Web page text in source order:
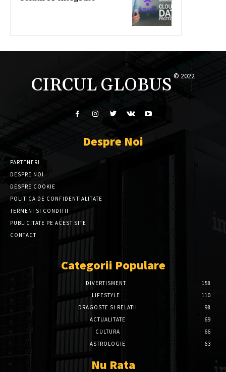
CIRCUL GLOBUS © 2022
Despre Noi
PARTENERI
DESPRE NOI
DESPRE COOKIE
POLITICA DE CONFIDENTIALITATE
TERMENI SI CONDITII
PUBLICITATE PE ACEST SITE
CONTACT
Categorii Populare
DIVERTISMENT
158
LIFESTYLE
110
DRAGOSTE SI RELATII
98
ACTUALITATE
69
CULTURA
66
ASTROLOGIE
63
Nu Rata